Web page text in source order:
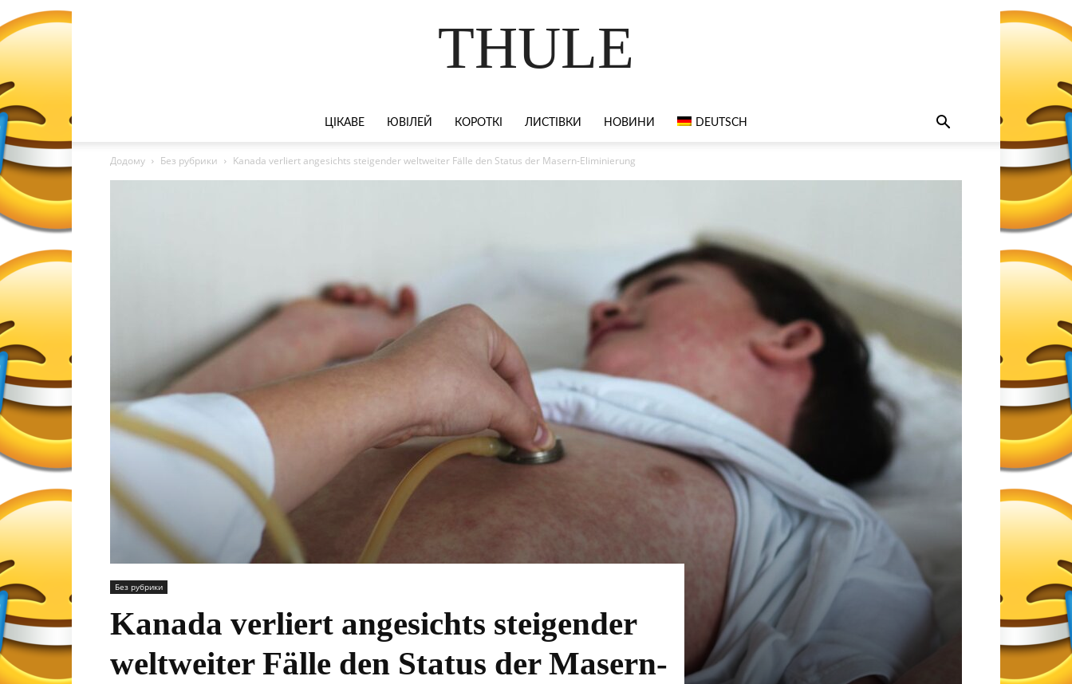
THULE
ЦІКАВЕ ЮВІЛЕЙ КОРОТКІ ЛИСТІВКИ НОВИНИ DEUTSCH
Додому Без рубрики Kanada verliert angesichts steigender weltweiter Fälle den Status der Masern-Eliminierung
Без рубрики
Kanada verliert angesichts steigender
weltweiter Fälle den Status der Masern-